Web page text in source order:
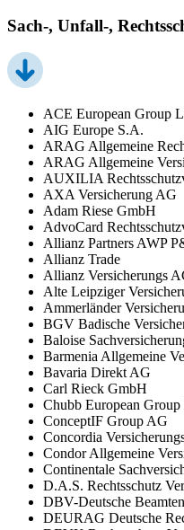
Sach-, Unfall-,
ACE European Group
AIG Europe S.A.
ARAG Allgemeine
ARAG Allgemeine
AUXILIA
AXA Versicherung AG
Adam Riese GmbH
AdvoCard
Allianz Partners AWP
Allianz Trade
Allianz Versicherungs
Alte Leipziger
Ammerländer
BGV Badische
Baloise
Barmenia Allgemeine
Bavaria Direkt AG
Carl Rieck GmbH
Chubb European
ConceptIF Group AG
Concordia
Condor Allgemeine
Continentale
D.A.S. Rechtsschutz
DBV-Deutsche
DEURAG Deutsche